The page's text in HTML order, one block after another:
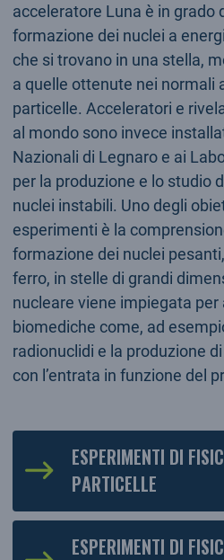
acceleratore Luna è in grado
formazione dei nuclei a
che si trovano in una stella,
a quelle ottenute nei normali
particelle. Acceleratori e
al mondo sono invece
Nazionali di Legnaro e ai
per la produzione e lo studio
nuclei instabili. Uno degli
esperimenti è la
formazione dei nuclei
ferro, in stelle di grandi
nucleare viene impiegata per
biomediche come, ad
radionuclidi e la produzione
con l’entrata in funzione del
ESPERIMENTI DI
PARTICELLE
ESPERIMENTI DI